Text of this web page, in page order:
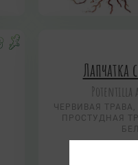
Лапчатка
Potentilla
ЧЕРВИВАЯ ТРАВА,
ПРОСТУДНАЯ